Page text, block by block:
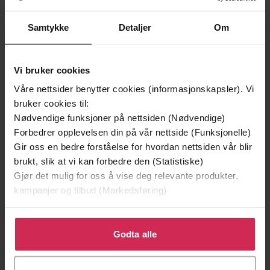
Samtykke Detaljer Om
Vi bruker cookies
Våre nettsider benytter cookies (informasjonskapsler). Vi
bruker cookies til:
Nødvendige funksjoner på nettsiden (Nødvendige)
Forbedrer opplevelsen din på vår nettside (Funksjonelle)
Gir oss en bedre forståelse for hvordan nettsiden vår blir
brukt, slik at vi kan forbedre den (Statistiske)
Gjør det mulig for oss å vise deg relevante produkter,
kampanjer og tilbud (Markedsføring)
Klikk på «Godta alle» for å gi oss ditt samtykke til å
bruke cookies for alle disse formålene. Du kan også
tilpasse ditt samtykke til spesifikke formål ved å klikke
Godta alle
199,-
Minnesota
Jo Nesbø
EBOK
349,-
Utskudd
Jørn Lier Horst
Forfattere Cupido -(forfatter)